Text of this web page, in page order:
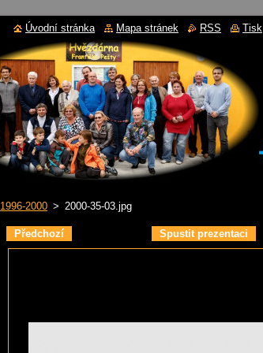
1996-2000 > 2000-35-03.jpg
Předchozí Spustit prezentaci
Úvodní stránka Mapa stránek RSS Tisk